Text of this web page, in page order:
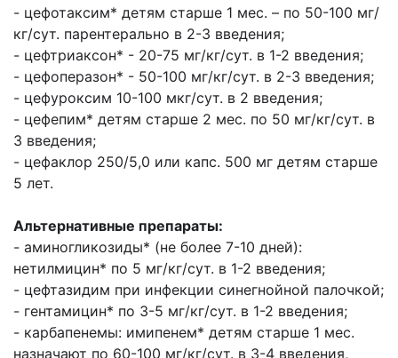
- цефотаксим* детям старше 1 мес. – по 50-100 мг/
кг/сут. парентерально в 2-3 введения;
- цефтриаксон* - 20-75 мг/кг/сут. в 1-2 введения;
- цефоперазон* - 50-100 мг/кг/сут. в 2-3 введения;
- цефуроксим 10-100 мкг/сут. в 2 введения;
- цефепим* детям старше 2 мес. по 50 мг/кг/сут. в
3 введения;
- цефаклор 250/5,0 или капс. 500 мг детям старше
5 лет.
Альтернативные препараты:
- аминогликозиды* (не более 7-10 дней):
нетилмицин* по 5 мг/кг/сут. в 1-2 введения;
- цефтазидим при инфекции синегнойной палочкой;
- гентамицин* по 3-5 мг/кг/сут. в 1-2 введения;
- карбапенемы: имипенем* детям старше 1 мес.
назначают по 60-100 мг/кг/сут. в 3-4 введения,